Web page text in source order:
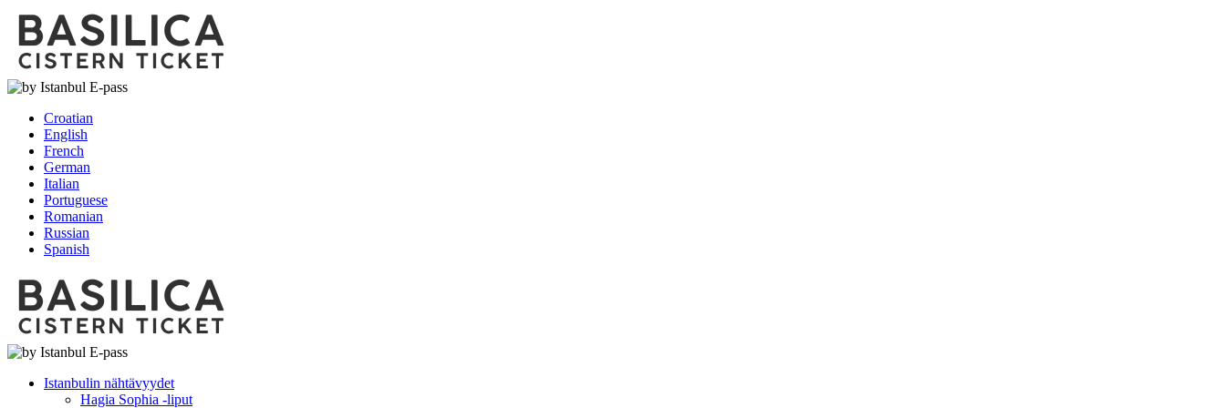
Croatian
English
French
German
Italian
Portuguese
Romanian
Russian
Spanish
Istanbulin nähtävyydet
Hagia Sophia -liput